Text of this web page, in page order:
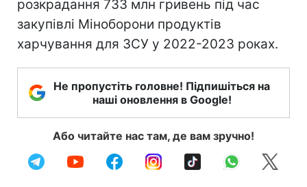
розкрадання 733 млн гривень під час
закупівлі Міноборони продуктів
харчування для ЗСУ у 2022-2023 роках.
Не пропустіть головне! Підпишіться на
наші оновлення в Google!
Або читайте нас там, де вам зручно!